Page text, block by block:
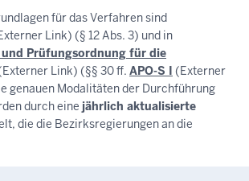
für das Verfahren sind
Link) (§ 12 Abs. 3) und in
Prüfungsordnung für die
Link) (§§ 30 ff. APO-S I (Externer
genauen Modalitäten der Durchführung
durch eine jährlich aktualisierte
die die Bezirksregierungen an die